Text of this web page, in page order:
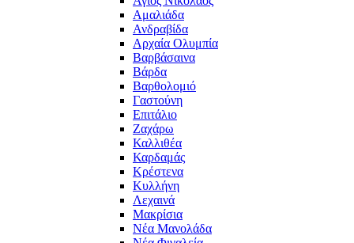
Αμαλιάδα
Ανδραβίδα
Αρχαία Ολυμπία
Βαρβάσαινα
Βάρδα
Βαρθολομιό
Γαστούνη
Επιτάλιο
Ζαχάρω
Καλλιθέα
Καρδαμάς
Κρέστενα
Κυλλήνη
Λεχαινά
Μακρίσια
Νέα Μανολάδα